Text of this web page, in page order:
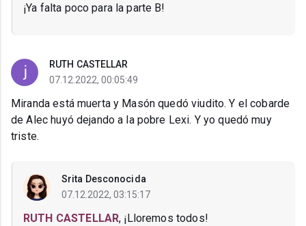
¡Ya falta poco para la parte B!
RUTH CASTELLAR
07.12.2022, 00:05:49
Miranda está muerta y Masón quedó viudito. Y el cobarde
de Alec huyó dejando a la pobre Lexi. Y yo quedó muy
triste.
Srita Desconocida
07.12.2022, 03:15:17
RUTH CASTELLAR, ¡Lloremos todos!